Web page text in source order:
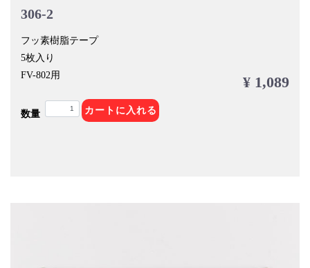
306-2
フッ素樹脂テープ
5枚入り
FV-802用
¥ 1,089
数量 カートに入れる